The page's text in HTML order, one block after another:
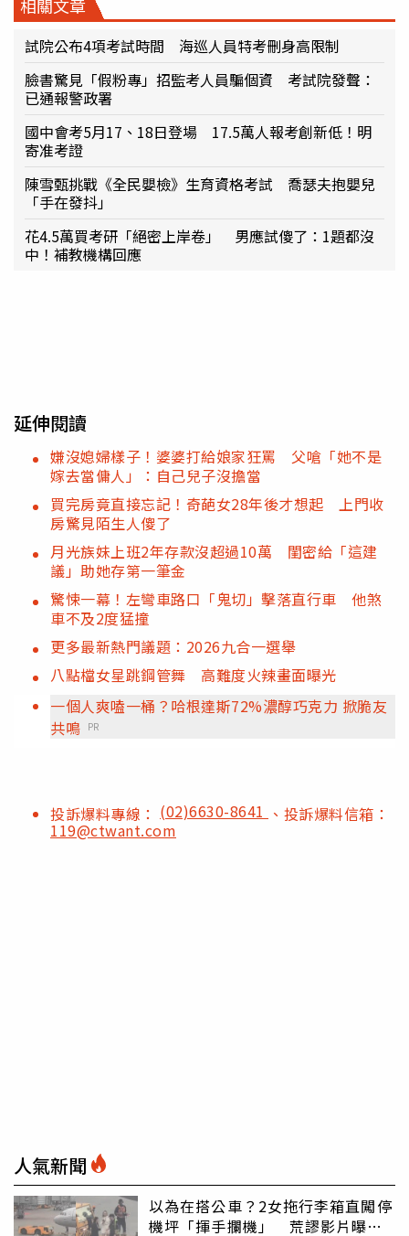
相關文章
試院公布4項考試時間 海巡人員特考刪身高限制
臉書驚見「假粉專」招監考人員騙個資 考試院發聲：
已通報警政署
國中會考5月17、18日登場 17.5萬人報考創新低！明
寄准考證
陳雪甄挑戰《全民嬰檢》生育資格考試 喬瑟夫抱嬰兒
「手在發抖」
花4.5萬買考研「絕密上岸卷」 男應試傻了：1題都沒
中！補教機構回應
延伸閱讀
嫌沒媳婦樣子！婆婆打給娘家狂罵 父嗆「她不是
嫁去當傭人」：自己兒子沒擔當
買完房竟直接忘記！奇葩女28年後才想起 上門收
房驚見陌生人傻了
月光族妹上班2年存款沒超過10萬 閨密給「這建
議」助她存第一筆金
驚悚一幕！左彎車路口「鬼切」擊落直行車 他煞
車不及2度猛撞
更多最新熱門議題：2026九合一選舉
八點檔女星跳鋼管舞 高難度火辣畫面曝光
一個人爽嗑一桶？哈根達斯72%濃醇巧克力 掀脆友
共鳴 PR
投訴爆料專線： (02)6630-8641 、投訴爆料信箱：
119@ctwant.com
人氣新聞
以為在搭公車？2女拖行李箱直闖停
機坪「揮手攔機」 荒謬影片曝網